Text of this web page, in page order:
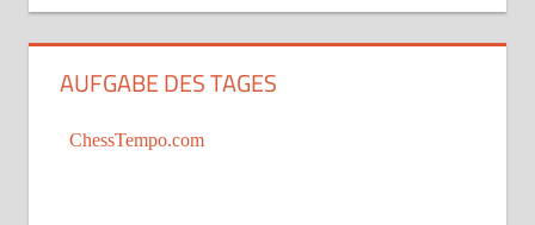
AUFGABE DES TAGES